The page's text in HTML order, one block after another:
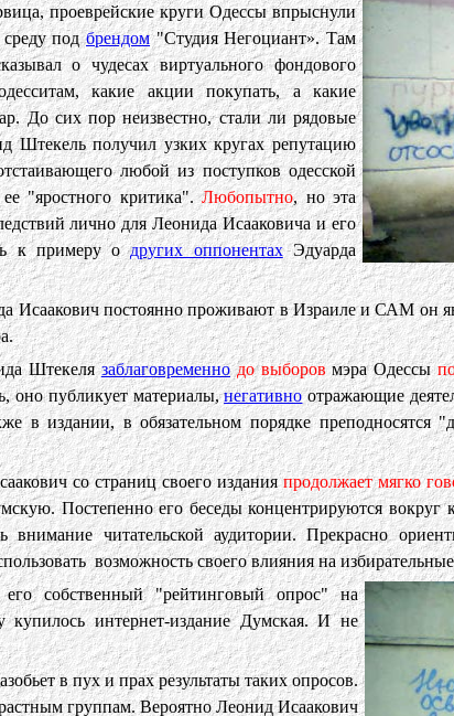
проеврейские круги Одессы впрыснули
среду подбрендом"Студия Негоциант». Там
о чудесах виртуального фондового
какие акции покупать, а какие
До сих пор неизвестно, стали ли рядовые
Штекель получил узких кругах репутацию
любой из поступков одесской
"яростного критика".Любопытно, но эта
лично для Леонида Исааковича и его
к примеру одругих оппонентахЭдуарда
Исаакович постоянно проживают в Израиле и САМ он
Штекелязаблаговременнодо выборовмэра Одессы
оно публикует материалы,негативноотражающие
издании, в обязательном порядке преподносятся
со страниц своего изданияпродолжает мягко
Постепенно его беседы концентрируются вокруг
читательской аудитории. Прекрасно
возможность своего влияния на
собственный "рейтинговый опрос" на
купилось интернет-издание Думская. И не
в пух и прах результаты таких опросов.
группам. Вероятно Леонид Исаакович